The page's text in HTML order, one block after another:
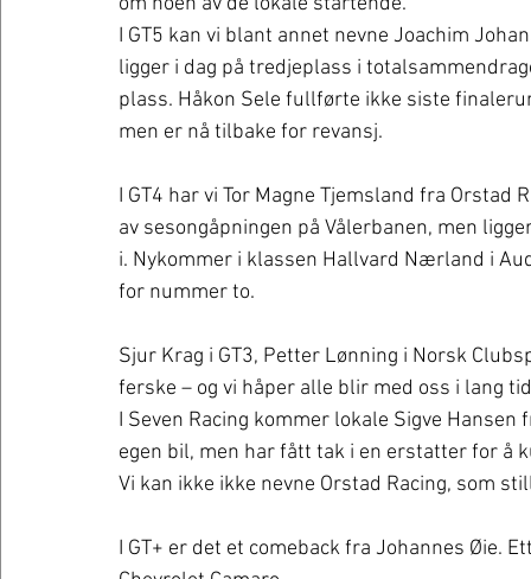
I GT5 kan vi blant annet nevne Joachim
ligger i dag på tredjeplass i
plass. Håkon Sele fullførte ikke siste
men er nå tilbake for revansj.
I GT4 har vi Tor Magne Tjemsland fra
av sesongåpningen på Vålerbanen, men
i. Nykommer i klassen Hallvard Nærland i
for nummer to.
Sjur Krag i GT3, Petter Lønning i Norsk
ferske – og vi håper alle blir med oss i lang
I Seven Racing kommer lokale Sigve
egen bil, men har fått tak i en erstatter for å
Vi kan ikke ikke nevne Orstad Racing, som
I GT+ er det et comeback fra Johannes Øie.